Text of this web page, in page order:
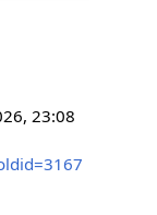
23:08